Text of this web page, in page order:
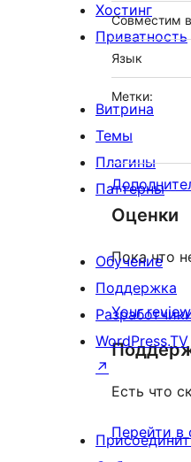
Совместим
Язык
Метки:
Оценки
Пока что
Your review
Есть что
Перейти
Хостинг
Приватность
Витрина
Темы
Плагины
Паттерны
Обучение
Поддержка
WordPress.TV
↗